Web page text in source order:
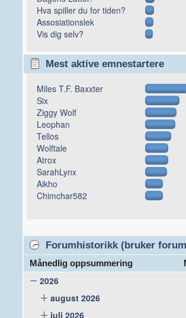
Hva spiller du for tiden?
Assosiationslek
Vis dig selv?
Mest aktive emnestartere
Miles T.F. Baxxter
Six
Ziggy Wolf
Leophan
Tellos
Wolftale
Atrox
SarahLynx
Aikho
Chimchar582
Forumhistorikk (bruker
Månedlig oppsummering
2026
august 2026
juli 2026